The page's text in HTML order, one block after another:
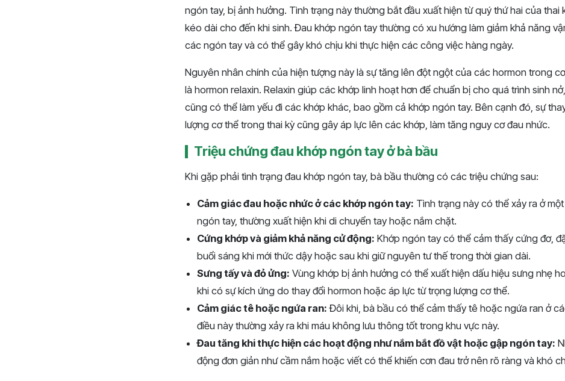
ngón tay, bị ảnh hưởng. Tình trạng này thường bắt đầu xuất hiện từ quý thứ hai của thai
kéo dài cho đến khi sinh. Đau khớp ngón tay thường có xu hướng làm giảm khả năng
các ngón tay và có thể gây khó chịu khi thực hiện các công việc hàng ngày.
Nguyên nhân chính của hiện tượng này là sự tăng lên đột ngột của các hormon trong
là hormon relaxin. Relaxin giúp các khớp linh hoạt hơn để chuẩn bị cho quá trình sinh
cũng có thể làm yếu đi các khớp khác, bao gồm cả khớp ngón tay. Bên cạnh đó, sự
lượng cơ thể trong thai kỳ cũng gây áp lực lên các khớp, làm tăng nguy cơ đau nhức.
Triệu chứng đau khớp ngón tay ở bà bầu
Khi gặp phải tình trạng đau khớp ngón tay, bà bầu thường có các triệu chứng sau:
Cảm giác đau hoặc nhức ở các khớp ngón tay: Tình trạng này có thể xảy ra ở
ngón tay, thường xuất hiện khi di chuyển tay hoặc nắm chặt.
Cứng khớp và giảm khả năng cử động: Khớp ngón tay có thể cảm thấy cứng đơ,
buổi sáng khi mới thức dậy hoặc sau khi giữ nguyên tư thế trong thời gian dài.
Sưng tấy và đỏ ửng: Vùng khớp bị ảnh hưởng có thể xuất hiện dấu hiệu sưng nhẹ
khi có sự kích ứng do thay đổi hormon hoặc áp lực từ trọng lượng cơ thể.
Cảm giác tê hoặc ngứa ran: Đôi khi, bà bầu có thể cảm thấy tê hoặc ngứa ran ở
điều này thường xảy ra khi máu không lưu thông tốt trong khu vực này.
Đau tăng khi thực hiện các hoạt động như nắm bắt đồ vật hoặc gập ngón tay:
động đơn giản như cầm nắm hoặc viết có thể khiến cơn đau trở nên rõ ràng và khó